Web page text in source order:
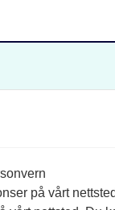
på vårt